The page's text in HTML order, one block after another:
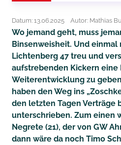
Datum: 13.06.2025 Autor: Mathias
Wo jemand geht, muss
Binsenweisheit. Und einmal
Lichtenberg 47 treu und
aufstrebenden Kickern eine
Weiterentwicklung zu
haben den Weg ins
den letzten Tagen Verträge
unterschrieben. Zum einen
Negrete (21), der von GW
dann wäre da noch Timo